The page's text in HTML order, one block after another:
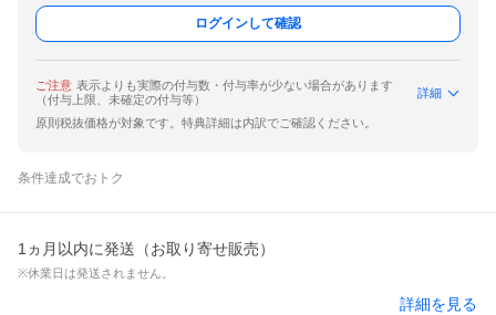
ログインして確認
ご注意 表示よりも実際の付与数・付与率が少ない場合があります
（付与上限、未確定の付与等）
詳細
原則税抜価格が対象です。特典詳細は内訳でご確認ください。
条件達成でおトク
1ヵ月以内に発送（お取り寄せ販売）
※休業日は発送されません。
詳細を見る